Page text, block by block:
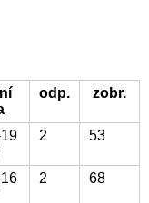
odp. zobr.
2 53
2 68